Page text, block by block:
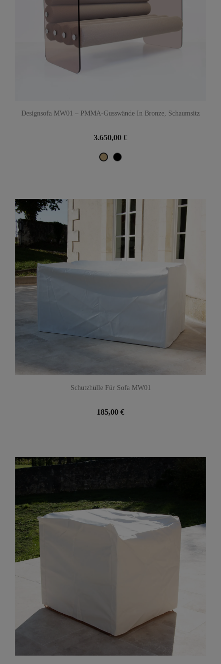
Designsofa MW01 – PMMA-Gusswände In Bronze, Schaumsitz
3.650,00 €
BeigeSchwarz
Schutzhülle Für Sofa MW01
185,00 €